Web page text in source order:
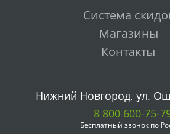
Система
Магазины
Контакты
Нижний Новгород, ул.
8 800 600-75-
Бесплатный звонок по